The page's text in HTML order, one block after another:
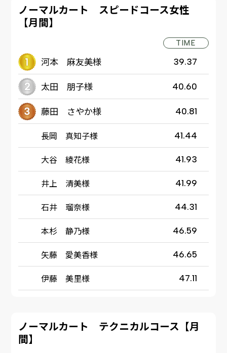
ノーマルカート スピードコース女性
【月間】
TIME
河本 麻友美様 39.37
太田 朋子様 40.60
藤田 さやか様 40.81
長岡 真知子様 41.44
大谷 綾花様 41.93
井上 清美様 41.99
石井 瑠奈様 44.31
本杉 静乃様 46.59
矢藤 愛美香様 46.65
伊藤 美里様 47.11
ノーマルカート テクニカルコース【月
間】